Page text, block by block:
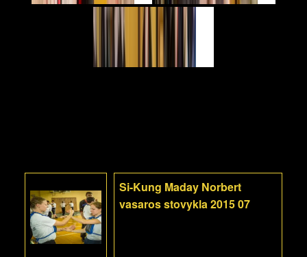
Si-Kung Maday Norbert
vasaros stovykla 2015 07